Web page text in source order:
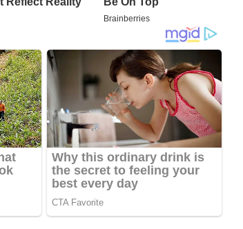
KËSHILLA & IDE
Rreziqet dhe Problemet që
Vijnë Nga Akulloret e
Vjetëruara
AGROWEB 10 QERSHOR, 2025